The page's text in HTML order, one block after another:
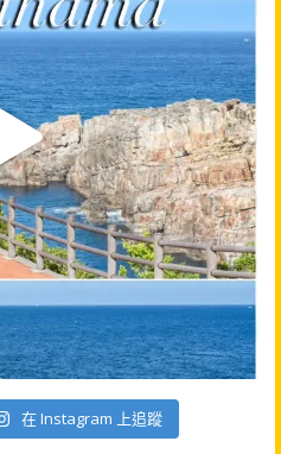
在 Instagram 上追蹤